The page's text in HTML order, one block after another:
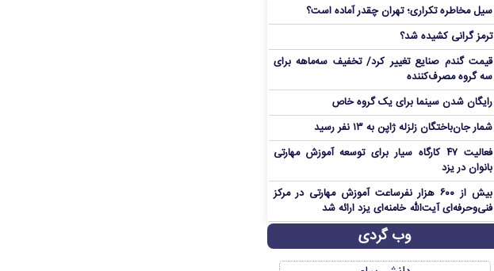
سیل مخاطره تکراری؛ تهران چقدر آماده است؟
ترمز گرانی کشیده شد؟
قیمت گندم صنایع تغییر کرد/ تخفیف سه‌ماهه برای
سه گروه مصرف‌کننده
رایگان شدن سینما برای یک گروه خاص
شمار جان‌باختگان زلزله ژاپن به ۱۳ نفر رسید
فعالیت ۴۷ کارگاه سیار برای توسعه آموزش مهارتی
بانوان در یزد
بیش از ۶۰۰ هزار نفرساعت آموزش مهارتی در مرکز
فنی‌وحرفه‌ای آیت‌الله خامنه‌ای یزد ارائه شد
وب گردی